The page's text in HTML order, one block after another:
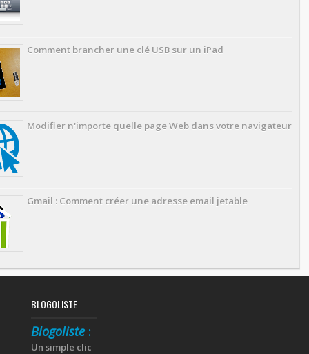
Comment brancher une clé USB sur un iPad
Modifier n'importe quelle page Web dans votre navigateur
Gmail : Comment créer une adresse email jetable
BLOGOLISTE
Blogoliste :
Un simple clic